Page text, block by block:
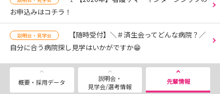
お申込みはコチラ！
説明会・見学会
【随時受付】＼＃済生会ってどんな病院？／
自分に合う病院探し見学はいかがですか😁
概要・採用データ
説明会・
見学会/選考情報
先輩情報